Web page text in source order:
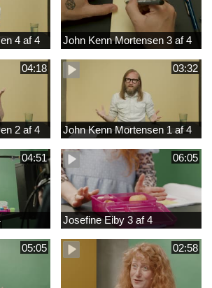
4 af 4 John Kenn Mortensen 3 af 4
04:18
2 af 4
03:32
John Kenn Mortensen 1 af 4
04:51 06:05
Josefine Eiby 3 af 4
05:05 02:58